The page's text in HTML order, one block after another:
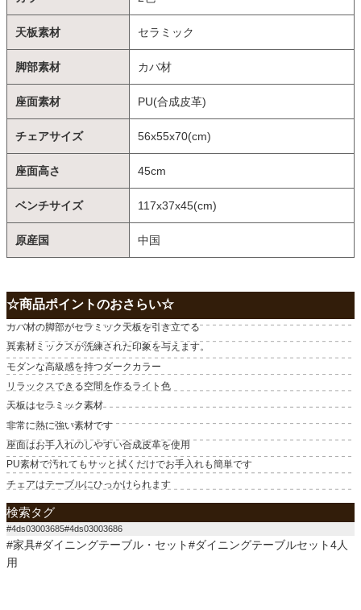
天板素材 セラミック
脚部素材 カバ材
座面素材 PU(合成皮革)
チェアサイズ 56x55x70(cm)
座面高さ 45cm
ベンチサイズ 117x37x45(cm)
原産国 中国
☆商品ポイントのおさらい☆
カバ材の脚部がセラミック天板を引き立てる
異素材ミックスが洗練された印象を与えます。
モダンな高級感を持つダークカラー
リラックスできる空間を作るライト色
天板はセラミック素材
非常に熱に強い素材です
座面はお手入れのしやすい合成皮革を使用
PU素材で汚れてもサッと拭くだけでお手入れも簡単です
チェアはテーブルにひっかけられます
検索タグ
#4ds03003685#4ds03003686
#家具#ダイニングテーブル・セット#ダイニングテーブルセット4人
用